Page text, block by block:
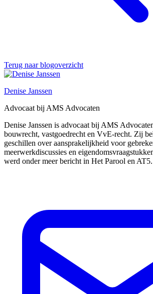
Terug naar blogoverzicht
Denise Janssen
Advocaat bij AMS Advocaten
Denise Janssen is advocaat bij AMS
bouwrecht, vastgoedrecht en VvE-recht. Zij
geschillen over aansprakelijkheid voor
meerwerkdiscussies en
werd onder meer bericht in Het Parool en AT5.